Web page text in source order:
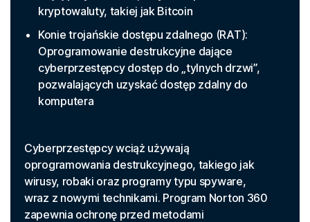
kryptowaluty, takiej jak Bitcoin
Konie trojańskie dostępu zdalnego (RAT):
Oprogramowanie destrukcyjne dające
cyberprzestępcy dostęp do „tylnych drzwi”,
pozwalających uzyskać dostęp zdalny do
komputera
Cyberprzestępcy wciąż używają
oprogramowania destrukcyjnego, takiego jak
wirusy, robaki oraz programy typu spyware,
wraz z nowymi technikami. Program Norton 360
zapewnia ochronę przed metodami